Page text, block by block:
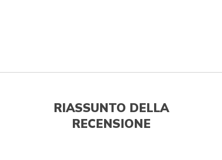
RIASSUNTO DELLA
RECENSIONE